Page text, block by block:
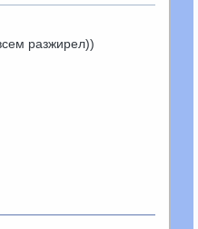
разжирел))